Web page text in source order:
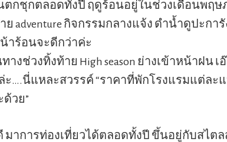
ตกชุกตลอดทั้งปี ฤดูร้อนอยู่ในช่วงเดือนพฤษ
adventure กิจกรรมกลางแจ้ง ดำน้ำดูปะการั
าร้อนจะดีกว่าค่ะ
างช่วงทิ้งท้าย High season ย่างเข้าหน้าฝน เ
ะ….นี่แหละสวรรค์ “ราคาที่พักโรงแรมแต่ละ
วย”
มาการท่องเที่ยวได้ตลอดทั้งปี ขึ้นอยู่กับสไต